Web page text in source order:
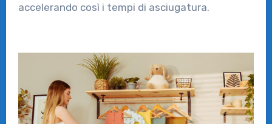
accelerando così i tempi di asciugatura.